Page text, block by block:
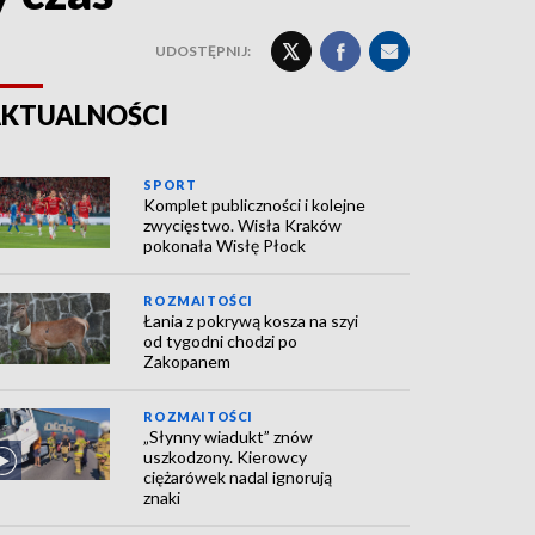
UDOSTĘPNIJ:
SPORT
Komplet publiczności i kolejne
zwycięstwo. Wisła Kraków
pokonała Wisłę Płock
ROZMAITOŚCI
Łania z pokrywą kosza na szyi
od tygodni chodzi po
Zakopanem
ROZMAITOŚCI
„Słynny wiadukt” znów
uszkodzony. Kierowcy
ciężarówek nadal ignorują
znaki